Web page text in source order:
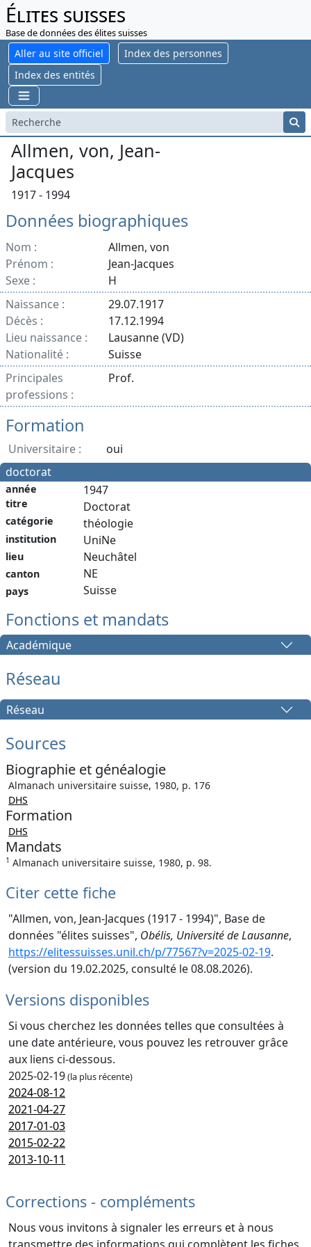
Élites suisses
Base de données des élites suisses
Aller au site officiel
Index des personnes
Index des entités
Allmen, von, Jean-
Jacques
1917 - 1994
Données biographiques
Nom :
Allmen, von
Prénom :
Jean-Jacques
Sexe :
H
Naissance :
29.07.1917
Décès :
17.12.1994
Lieu naissance :
Lausanne (VD)
Nationalité :
Suisse
Principales
professions :
Prof.
Formation
Universitaire :
oui
doctorat
année
titre
catégorie
institution
lieu
canton
pays
1947
Doctorat
théologie
UniNe
Neuchâtel
NE
Suisse
Fonctions et mandats
Académique
Réseau
Réseau
Sources
Biographie et généalogie
Almanach universitaire suisse, 1980, p. 176
DHS
Formation
DHS
Mandats
1 Almanach universitaire suisse, 1980, p. 98.
Citer cette fiche
"Allmen, von, Jean-Jacques (1917 - 1994)", Base de
données "élites suisses", Obélis, Université de Lausanne,
https://elitessuisses.unil.ch/p/77567?v=2025-02-19.
(version du 19.02.2025, consulté le 08.08.2026).
Versions disponibles
Si vous cherchez les données telles que consultées à
une date antérieure, vous pouvez les retrouver grâce
aux liens ci-dessous.
2025-02-19(la plus récente)
2024-08-12
2021-04-27
2017-01-03
2015-02-22
2013-10-11
Corrections - compléments
Nous vous invitons à signaler les erreurs et à nous